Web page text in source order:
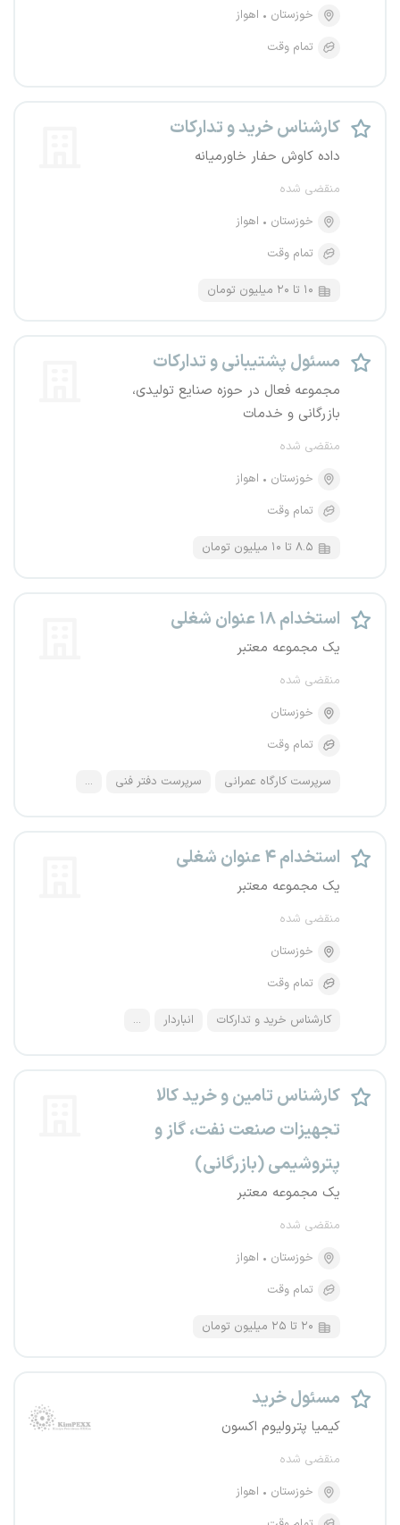
خوزستان
اهواز
تمام وقت
کارشناس خرید و تدارکات
داده کاوش حفار خاورمیانه
منقضی شده
خوزستان
اهواز
تمام وقت
۱۰ تا ۲۰ میلیون تومان
مسئول پشتیبانی و تدارکات
مجموعه فعال در حوزه صنایع تولیدی،
بازرگانی و خدمات
منقضی شده
خوزستان
اهواز
تمام وقت
۸.۵ تا ۱۰ میلیون تومان
استخدام ۱۸ عنوان شغلی
یک مجموعه معتبر
منقضی شده
خوزستان
تمام وقت
سرپرست کارگاه عمرانی سرپرست دفتر فنی ...
استخدام ۴ عنوان شغلی
یک مجموعه معتبر
منقضی شده
خوزستان
تمام وقت
کارشناس خرید و تدارکات انباردار ...
کارشناس تامین و خرید کالا
تجهیزات صنعت نفت، گاز و
پتروشیمی (بازرگانی)
یک مجموعه معتبر
منقضی شده
خوزستان
اهواز
تمام وقت
۲۰ تا ۲۵ میلیون تومان
مسئول خرید
کیمیا پترولیوم اکسون
منقضی شده
خوزستان
اهواز